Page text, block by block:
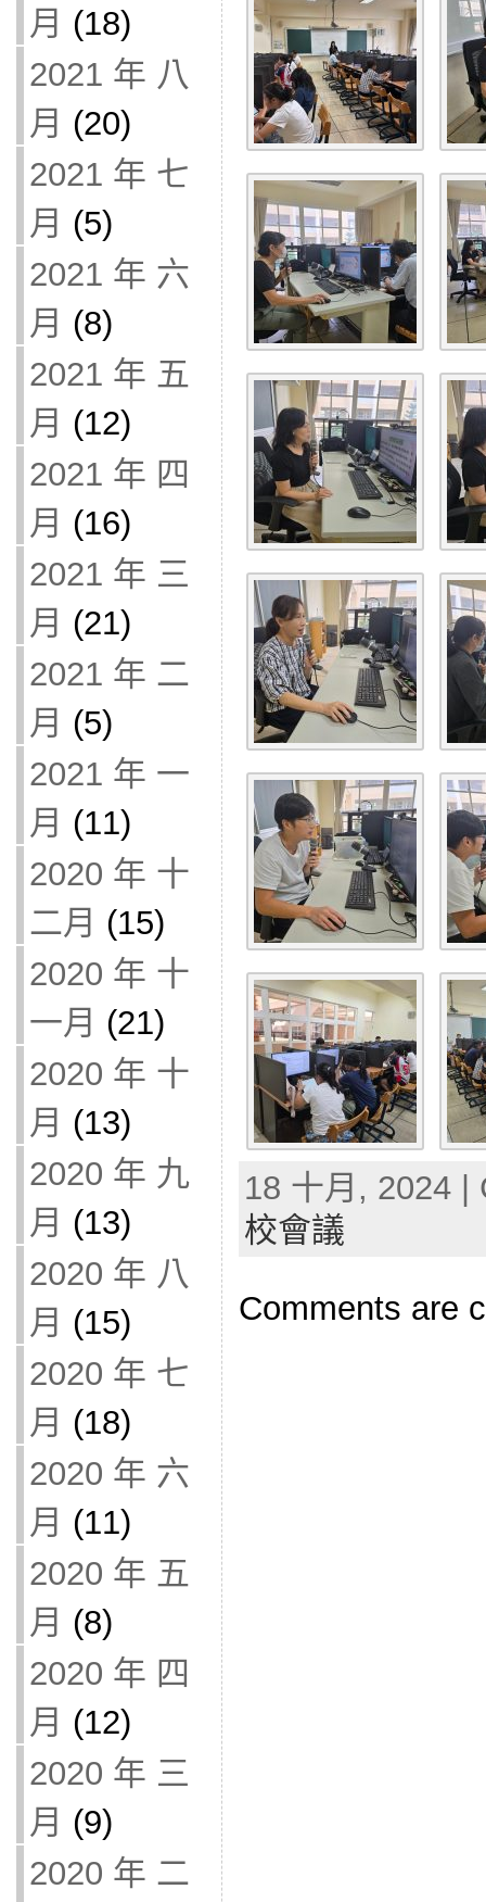
月 (18)
2021 年 八
月 (20)
2021 年 七
月 (5)
2021 年 六
月 (8)
2021 年 五
月 (12)
2021 年 四
月 (16)
2021 年 三
月 (21)
2021 年 二
月 (5)
2021 年 一
月 (11)
2020 年 十
二月 (15)
2020 年 十
一月 (21)
2020 年 十
月 (13)
2020 年 九
月 (13)
2020 年 八
月 (15)
2020 年 七
月 (18)
2020 年 六
月 (11)
2020 年 五
月 (8)
2020 年 四
月 (12)
2020 年 三
月 (9)
2020 年 二
18 十月, 2024
校會議
Comments are